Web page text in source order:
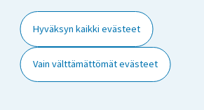
Hyväksyn kaikki evästeet
Vain välttämättömät evästeet
Saavutettavuus
Tietoa sivustosta
Evästeasetukset